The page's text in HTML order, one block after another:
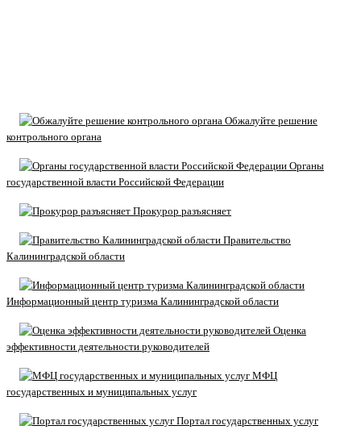
Обжалуйте решение
контрольного органа
Органы
государственной власти Российской Федерации
Прокурор разъясняет
Правительство
Калининградской области
Информационный центр туризма Калининградской области
Оценка
эффективности деятельности руководителей
МФЦ
государственных и муниципальных услуг
Портал государственных услуг